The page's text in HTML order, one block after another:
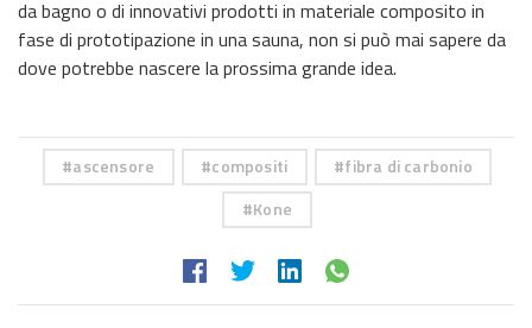
da bagno o di innovativi prodotti in materiale composito in
fase di prototipazione in una sauna, non si può mai sapere da
dove potrebbe nascere la prossima grande idea.
ascensore compositi
fibra di carbonio
Kone